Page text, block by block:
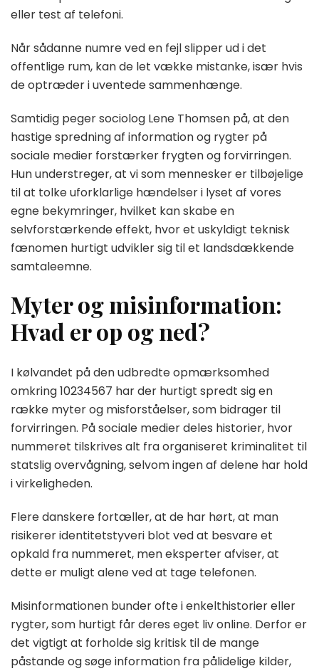
eller test af telefoni.
Når sådanne numre ved en fejl slipper ud i det
offentlige rum, kan de let vække mistanke, især hvis
de optræder i uventede sammenhænge.
Samtidig peger sociolog Lene Thomsen på, at den
hastige spredning af information og rygter på
sociale medier forstærker frygten og forvirringen.
Hun understreger, at vi som mennesker er tilbøjelige
til at tolke uforklarlige hændelser i lyset af vores
egne bekymringer, hvilket kan skabe en
selvforstærkende effekt, hvor et uskyldigt teknisk
fænomen hurtigt udvikler sig til et landsdækkende
samtaleemne.
Myter og misinformation:
Hvad er op og ned?
I kølvandet på den udbredte opmærksomhed
omkring 10234567 har der hurtigt spredt sig en
række myter og misforståelser, som bidrager til
forvirringen. På sociale medier deles historier, hvor
nummeret tilskrives alt fra organiseret kriminalitet til
statslig overvågning, selvom ingen af delene har hold
i virkeligheden.
Flere danskere fortæller, at de har hørt, at man
risikerer identitetstyveri blot ved at besvare et
opkald fra nummeret, men eksperter afviser, at
dette er muligt alene ved at tage telefonen.
Misinformationen bunder ofte i enkelthistorier eller
rygter, som hurtigt får deres eget liv online. Derfor er
det vigtigt at forholde sig kritisk til de mange
påstande og søge information fra pålidelige kilder,